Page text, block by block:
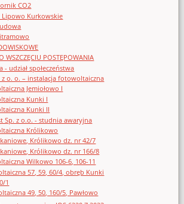
CO2
Lipowo Kurkowskie
WSZCZĘCIU POSTĘPOWANIA
- udział społeczeństwa
o. o. – instalacja fotowoltaiczna
Jemiołowo I
Kunki I
Kunki II
Sp. z o.o. - studnia awaryjna
Królikowo
Królikowo dz. nr 42/7
Królikowo dz. nr 166/8
Wilkowo 106-6, 106-11
57, 59, 60/4, obręb Kunki
1
49, 50, 160/5, Pawłowo